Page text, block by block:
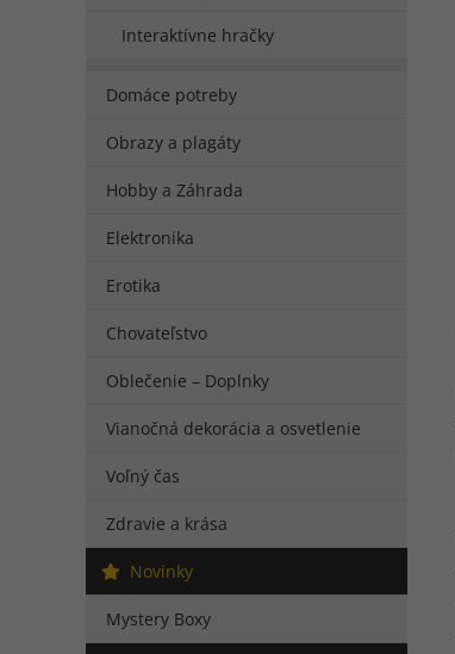
Interaktívne hračky
Domáce potreby
Obrazy a plagáty
Hobby a Záhrada
Elektronika
Erotika
Chovateľstvo
Oblečenie – Doplnky
Vianočná dekorácia a osvetlenie
Voľný čas
Zdravie a krása
Novinky
Mystery Boxy